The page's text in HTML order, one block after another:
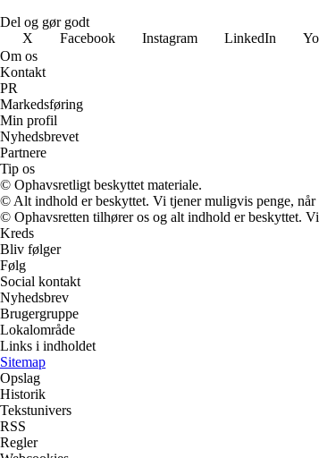
Del og gør godt
X
Facebook Instagram LinkedIn
Om os
Kontakt
PR
Markedsføring
Min profil
Nyhedsbrevet
Partnere
Tip os
© Ophavsretligt beskyttet materiale.
© Alt indhold er beskyttet. Vi tjener muligvis penge,
© Ophavsretten tilhører os og alt indhold er beskyttet.
Kreds
Bliv følger
Følg
Social kontakt
Nyhedsbrev
Brugergruppe
Lokalområde
Links i indholdet
Sitemap
Opslag
Historik
Tekstunivers
RSS
Regler